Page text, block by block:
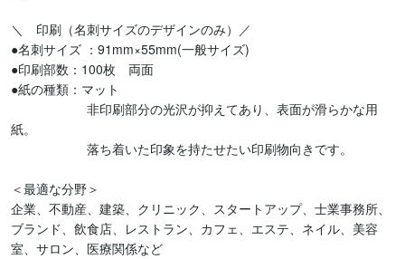
＼　印刷（名刺サイズのデザインのみ）／
●名刺サイズ ：91mm×55mm(一般サイズ)
●印刷部数：100枚　両面
●紙の種類：マット
非印刷部分の光沢が抑えてあり、表面が滑らかな用
紙。
落ち着いた印象を持たせたい印刷物向きです。
＜最適な分野＞
企業、不動産、建築、クリニック、スタートアップ、士業事務所、
ブランド、飲食店、レストラン、カフェ、エステ、ネイル、美容
室、サロン、医療関係など